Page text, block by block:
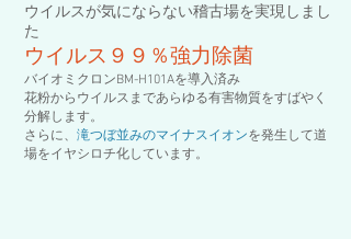
ウイルスが気にならない稽古場を実現しまし
た
ウイルス９９％強力除菌
バイオミクロンBM-H101Aを導入済み
花粉からウイルスまであらゆる有害物質をすばやく
分解します。
さらに、 滝つぼ並みのマイナスイオンを発生して道
場をイヤシロチ化しています。